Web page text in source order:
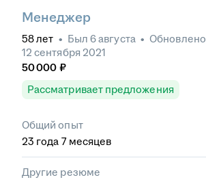
Менеджер
58лет • Был 6 августа • Обновлено
12 сентября 2021
50 000 ₽
Рассматривает предложения
Общий опыт
23 года 7 месяцев
Другие резюме